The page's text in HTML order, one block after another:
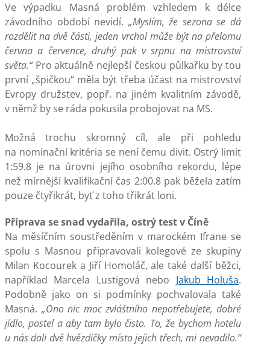
Ve výpadku Masná problém vzhledem k délce
závodního období nevidí. „Myslím, že sezona se dá
rozdělit na dvě části, jeden vrchol může být na přelomu
června a července, druhý pak v srpnu na mistrovství
světa.“Pro aktuálně nejlepší českou půlkařku by tou
první „špičkou“ měla být třeba účast na mistrovství
Evropy družstev, popř. na jiném kvalitním závodě,
v němž by se ráda pokusila probojovat na MS.
Možná trochu skromný cíl, ale při pohledu
na nominační kritéria se není čemu divit. Ostrý limit
1:59.8 je na úrovni jejího osobního rekordu, lépe
než mírnější kvalifikační čas 2:00.8 pak běžela zatím
pouze čtyřikrát, byť z toho třikrát loni.
Příprava se snad vydařila, ostrý test v Číně
Na měsíčním soustředěním v marockém Ifrane se
spolu s Masnou připravovali kolegové ze skupiny
Milan Kocourek a Jiří Homoláč, ale také další běžci,
například Marcela Lustigová nebo Jakub Holuša.
Podobně jako on si podmínky pochvalovala také
Masná. „Ono nic moc zvláštního nepotřebujete, dobré
jídlo, postel a aby tam bylo čisto. To, že bychom hotelu
u nás dali dvě hvězdičky místo jejich třech, mi nevadilo.“